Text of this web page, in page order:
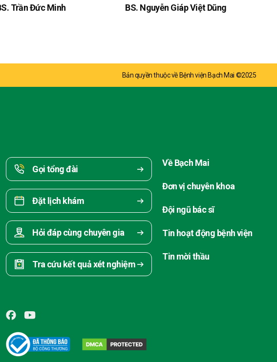
Trần Đức Minh BS. Nguyễn Giáp Việt Dũng
Bản quyền thuộc về Bệnh viện Bạch Mai ©2025
Gọi tổng đài
Đặt lịch khám
Hỏi đáp cùng chuyên gia
Tra cứu kết quả xét nghiệm
Về Bạch Mai
Đơn vị chuyên khoa
Đội ngũ bác sĩ
Tin hoạt động bệnh viện
Tin mời thầu